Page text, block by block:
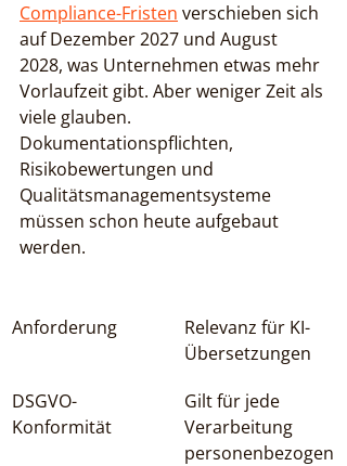
Compliance-Fristen verschieben sich
auf Dezember 2027 und August
2028, was Unternehmen etwas mehr
Vorlaufzeit gibt. Aber weniger Zeit als
viele glauben.
Dokumentationspflichten,
Risikobewertungen und
Qualitätsmanagementsysteme
müssen schon heute aufgebaut
werden.
Anforderung
Relevanz für KI-
Übersetzungen
DSGVO-
Konformität
Gilt für jede
Verarbeitung
personenbezogen